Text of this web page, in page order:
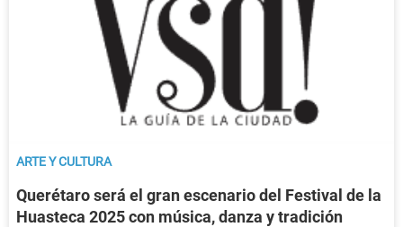
ARTE Y CULTURA
Querétaro será el gran escenario del Festival de la
Huasteca 2025 con música, danza y tradición